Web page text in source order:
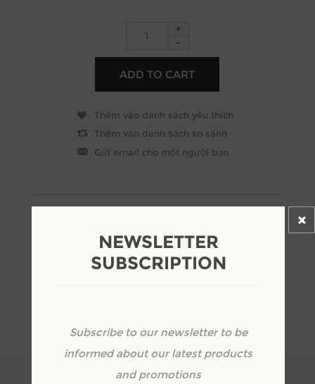
+
-
NEWSLETTER
SUBSCRIPTION
Subscribe to our newsletter to be
informed about our latest products
and promotions